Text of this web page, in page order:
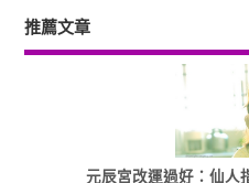
推薦文章
元辰宮改運過好：仙人